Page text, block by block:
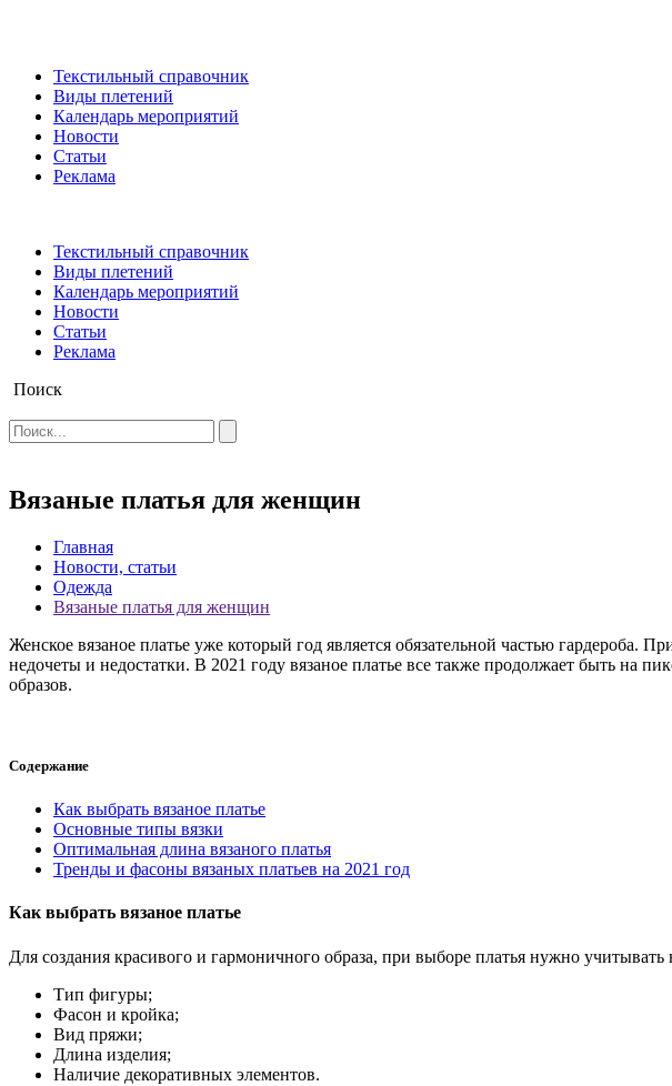
Текстильный справочник
Виды плетений
Календарь мероприятий
Новости
Статьи
Реклама
Текстильный справочник
Виды плетений
Календарь мероприятий
Новости
Статьи
Реклама
Поиск
Вязаные платья для женщин
Главная
Новости, статьи
Одежда
Вязаные платья для женщин
Женское вязаное платье уже который год является обязательной частью
недочеты и недостатки. В 2021 году вязаное платье все также продолжает быть на
образов.
Содержание
Как выбрать вязаное платье
Основные типы вязки
Оптимальная длина вязаного платья
Тренды и фасоны вязаных платьев на 2021 год
Как выбрать вязаное платье
Для создания красивого и гармоничного образа, при выборе платья нужно
Тип фигуры;
Фасон и кройка;
Вид пряжи;
Длина изделия;
Наличие декоративных элементов.